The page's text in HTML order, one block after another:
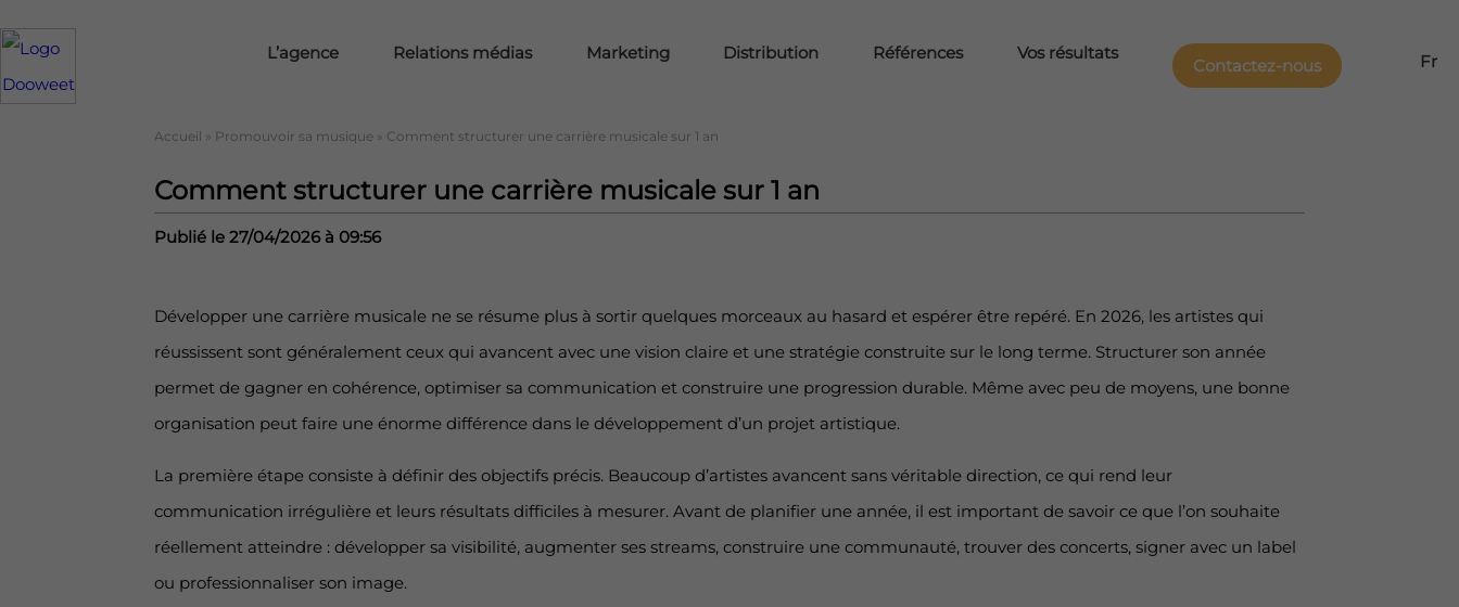
L’agence Relations médias Marketing Distribution Références Vos résultats
Contactez-nous Fr
Accueil » Promouvoir sa musique » Comment structurer une carrière musicale sur 1 an
Comment structurer une carrière musicale sur 1 an
Publié le 27/04/2026 à 09:56
Développer une carrière musicale ne se résume plus à sortir quelques morceaux au hasard et espérer être repéré. En 2026, les artistes qui
réussissent sont généralement ceux qui avancent avec une vision claire et une stratégie construite sur le long terme. Structurer son année
permet de gagner en cohérence, optimiser sa communication et construire une progression durable. Même avec peu de moyens, une bonne
organisation peut faire une énorme différence dans le développement d’un projet artistique.
La première étape consiste à définir des objectifs précis. Beaucoup d’artistes avancent sans véritable direction, ce qui rend leur
communication irrégulière et leurs résultats difficiles à mesurer. Avant de planifier une année, il est important de savoir ce que l’on souhaite
réellement atteindre : développer sa visibilité, augmenter ses streams, construire une communauté, trouver des concerts, signer avec un label
ou professionnaliser son image.